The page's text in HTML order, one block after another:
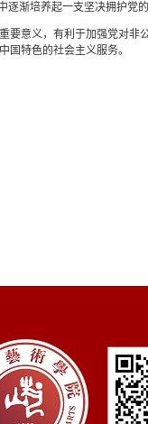
逐渐培养起一支坚决拥护
要意义，有利于加强党对
国特色的社会主义服务。